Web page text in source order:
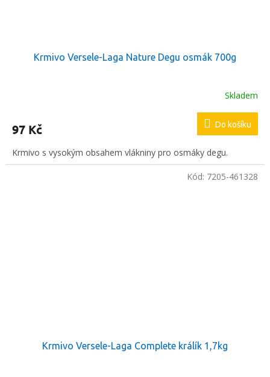
Krmivo Versele-Laga Nature Degu osmák 700g
Skladem
97 Kč Do košíku
Krmivo s vysokým obsahem vlákniny pro osmáky degu.
Krmivo Versele-Laga Complete králík 1,7kg
Kód: 7205-461328